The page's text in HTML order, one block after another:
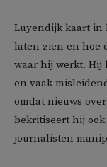
Luyendijk kaart in
laten zien en hoe
waar hij werkt. Hij
en vaak
omdat nieuws
bekritiseert hij
journalisten